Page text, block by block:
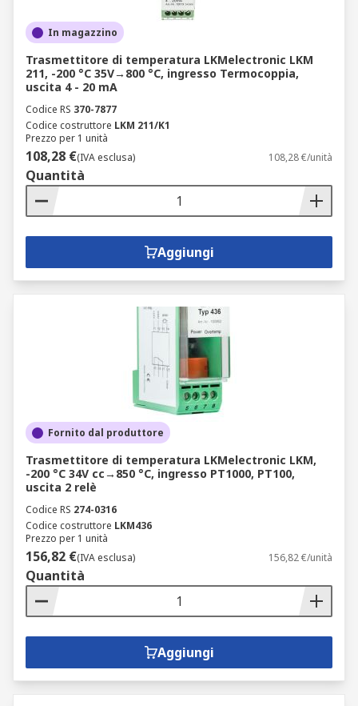
In magazzino
Trasmettitore di temperatura LKMelectronic LKM
211, -200 °C 35V→800 °C, ingresso Termocoppia,
uscita 4 - 20 mA
Codice RS 370-7877
Codice costruttore LKM 211/K1
Prezzo per 1 unità
108,28 €(IVA esclusa) 108,28 €/unità
Quantità
Aggiungi
Fornito dal produttore
Trasmettitore di temperatura LKMelectronic LKM,
-200 °C 34V cc→850 °C, ingresso PT1000, PT100,
uscita 2 relè
Codice RS 274-0316
Codice costruttore LKM436
Prezzo per 1 unità
156,82 €(IVA esclusa) 156,82 €/unità
Quantità
Aggiungi